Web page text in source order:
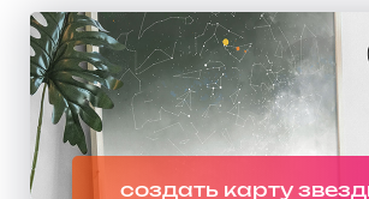
создать карту